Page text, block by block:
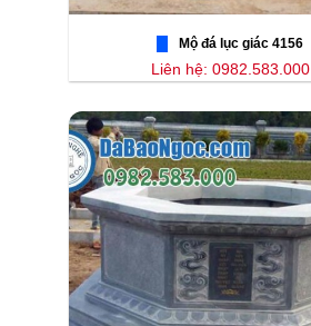
Mộ đá lục giác 4156
Liên hệ: 0982.583.000